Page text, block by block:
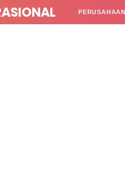
PERUSAHAAN